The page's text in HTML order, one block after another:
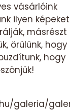
vásárlóink
ilyen képeket
másrészt
örülünk, hogy
hogy
galeria/